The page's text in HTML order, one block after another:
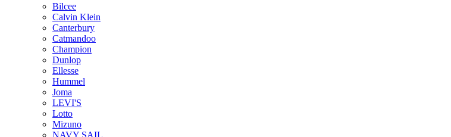
Bilcee
Calvin Klein
Canterbury
Catmandoo
Champion
Dunlop
Ellesse
Hummel
Joma
LEVI'S
Lotto
Mizuno